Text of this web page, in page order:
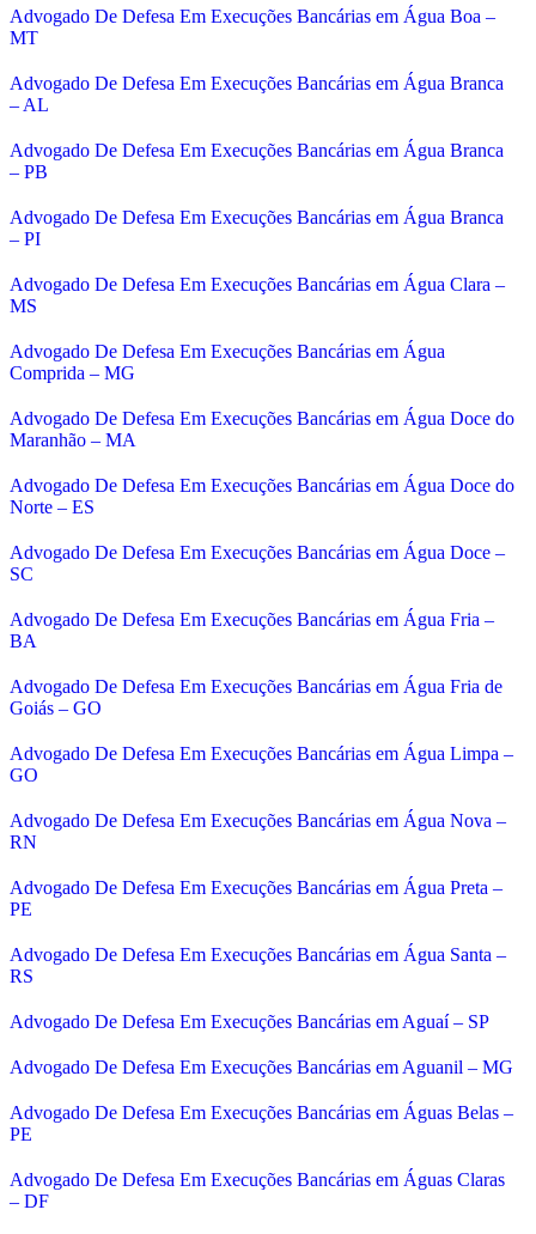
Advogado De Defesa Em Execuções Bancárias em Água Boa –
MT
Advogado De Defesa Em Execuções Bancárias em Água Branca
– AL
Advogado De Defesa Em Execuções Bancárias em Água Branca
– PB
Advogado De Defesa Em Execuções Bancárias em Água Branca
– PI
Advogado De Defesa Em Execuções Bancárias em Água Clara –
MS
Advogado De Defesa Em Execuções Bancárias em Água
Comprida – MG
Advogado De Defesa Em Execuções Bancárias em Água Doce do
Maranhão – MA
Advogado De Defesa Em Execuções Bancárias em Água Doce do
Norte – ES
Advogado De Defesa Em Execuções Bancárias em Água Doce –
SC
Advogado De Defesa Em Execuções Bancárias em Água Fria –
BA
Advogado De Defesa Em Execuções Bancárias em Água Fria de
Goiás – GO
Advogado De Defesa Em Execuções Bancárias em Água Limpa –
GO
Advogado De Defesa Em Execuções Bancárias em Água Nova –
RN
Advogado De Defesa Em Execuções Bancárias em Água Preta –
PE
Advogado De Defesa Em Execuções Bancárias em Água Santa –
RS
Advogado De Defesa Em Execuções Bancárias em Aguaí – SP
Advogado De Defesa Em Execuções Bancárias em Aguanil – MG
Advogado De Defesa Em Execuções Bancárias em Águas Belas –
PE
Advogado De Defesa Em Execuções Bancárias em Águas Claras
– DF